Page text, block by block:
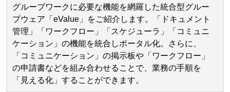
グループワークに必要な機能を網羅した統合型グルー
プウェア「eValue」をご紹介します。「ドキュメント
管理」「ワークフロー」「スケジューラ」「コミュニ
ケーション」の機能を統合しポータル化。さらに、
「コミュニケーション」の掲示板や「ワークフロー」
の申請書などを組み合わせることで、業務の手順を
「見える化」することができます。